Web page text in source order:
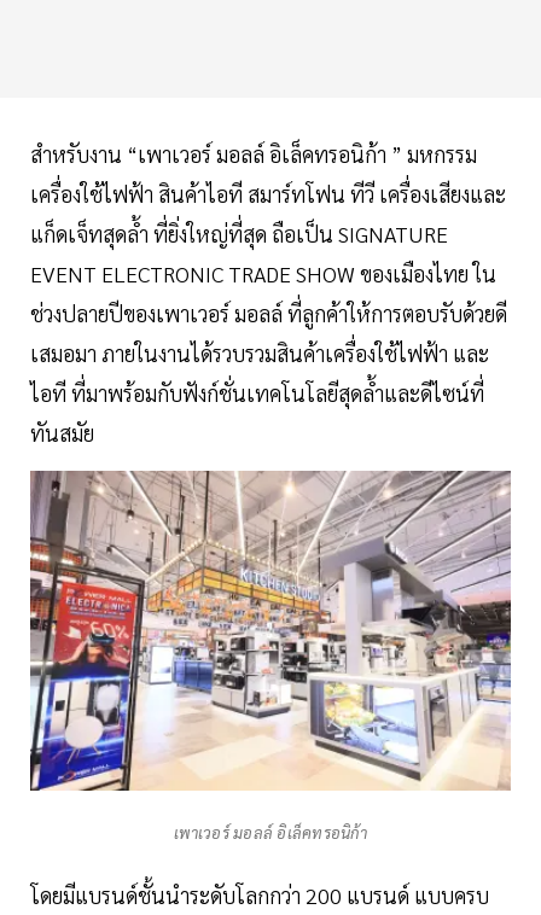
สำหรับงาน “เพาเวอร์ มอลล์ อิเล็คทรอนิก้า ” มหกรรม
เครื่องใช้ไฟฟ้า สินค้าไอที สมาร์ทโฟน ทีวี เครื่องเสียงและ
แก็ดเจ็ทสุดล้ำ ที่ยิ่งใหญ่ที่สุด ถือเป็น SIGNATURE
EVENT ELECTRONIC TRADE SHOW ของเมืองไทย ใน
ช่วงปลายปีของเพาเวอร์ มอลล์ ที่ลูกค้าให้การตอบรับด้วยดี
เสมอมา ภายในงานได้รวบรวมสินค้าเครื่องใช้ไฟฟ้า และ
ไอที ที่มาพร้อมกับฟังก์ชั่นเทคโนโลยีสุดล้ำและดีไซน์ที่
ทันสมัย
เพาเวอร์ มอลล์ อิเล็คทรอนิก้า
โดยมีแบรนด์ชั้นนำระดับโลกกว่า 200 แบรนด์ แบบครบ